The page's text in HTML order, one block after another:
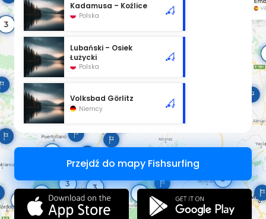
Kadamusa – Koźlice
Polska
Lubański – Osiek
Łużycki
Polska
Volksbad Görlitz
Niemcy
Przejdź do mapy Fishsurfing